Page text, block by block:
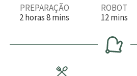
PREPARAÇÃO
2h
a
horas8m
u
mins
ROBOT
12m
n
u
t
mins